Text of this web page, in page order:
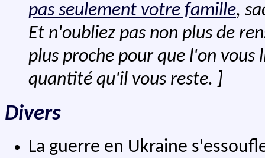
pas seulement votre famille,
Et n'oubliez pas non plus de
plus proche pour que l'on vous
quantité qu'il vous reste. ]
Divers
La guerre en Ukraine